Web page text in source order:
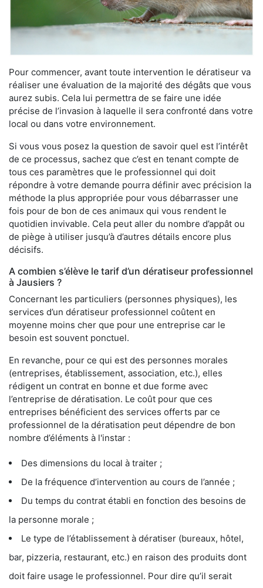
Pour commencer, avant toute intervention le dératiseur va
réaliser une évaluation de la majorité des dégâts que vous
aurez subis. Cela lui permettra de se faire une idée
précise de l’invasion à laquelle il sera confronté dans votre
local ou dans votre environnement.
Si vous vous posez la question de savoir quel est l’intérêt
de ce processus, sachez que c’est en tenant compte de
tous ces paramètres que le professionnel qui doit
répondre à votre demande pourra définir avec précision la
méthode la plus appropriée pour vous débarrasser une
fois pour de bon de ces animaux qui vous rendent le
quotidien invivable. Cela peut aller du nombre d’appât ou
de piège à utiliser jusqu’à d’autres détails encore plus
décisifs.
A combien s’élève le tarif d’un dératiseur professionnel
à Jausiers ?
Concernant les particuliers (personnes physiques), les
services d’un dératiseur professionnel coûtent en
moyenne moins cher que pour une entreprise car le
besoin est souvent ponctuel.
En revanche, pour ce qui est des personnes morales
(entreprises, établissement, association, etc.), elles
rédigent un contrat en bonne et due forme avec
l’entreprise de dératisation. Le coût pour que ces
entreprises bénéficient des services offerts par ce
professionnel de la dératisation peut dépendre de bon
nombre d’éléments à l'instar :
Des dimensions du local à traiter ;
De la fréquence d’intervention au cours de l’année ;
Du temps du contrat établi en fonction des besoins de
la personne morale ;
Le type de l’établissement à dératiser (bureaux, hôtel,
bar, pizzeria, restaurant, etc.) en raison des produits dont
doit faire usage le professionnel. Pour dire qu’il serait